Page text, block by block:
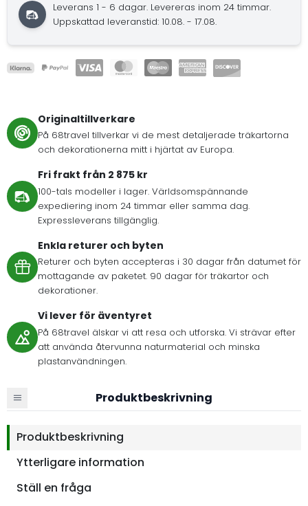
Leverans 1 - 6 dagar. Levereras inom 24 timmar.
Uppskattad leveranstid: 10.08. - 17.08.
Originaltillverkare
På 68travel tillverkar vi de mest detaljerade träkartorna
och dekorationerna mitt i hjärtat av Europa.
Fri frakt från 2 875 kr
100-tals modeller i lager. Världsomspännande
expediering inom 24 timmar eller samma dag.
Expressleverans tillgänglig.
Enkla returer och byten
Returer och byten accepteras i 30 dagar från datumet för
mottagande av paketet. 90 dagar för träkartor och
dekorationer.
Vi lever för äventyret
På 68travel älskar vi att resa och utforska. Vi strävar efter
att använda återvunna naturmaterial och minska
plastanvändningen.
Produktbeskrivning
Produktbeskrivning
Ytterligare information
Ställ en fråga